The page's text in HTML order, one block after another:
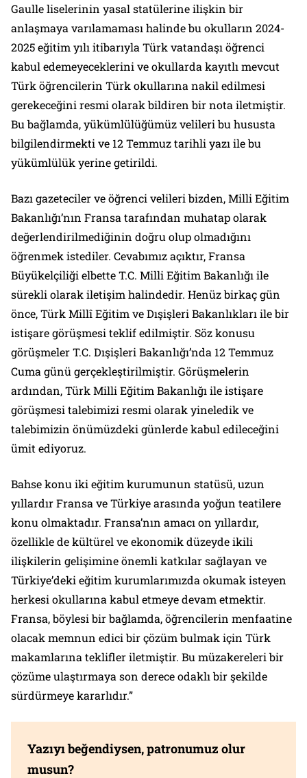
Gaulle liselerinin yasal statülerine ilişkin bir
anlaşmaya varılamaması halinde bu okulların 2024-
2025 eğitim yılı itibarıyla Türk vatandaşı öğrenci
kabul edemeyeceklerini ve okullarda kayıtlı mevcut
Türk öğrencilerin Türk okullarına nakil edilmesi
gerekeceğini resmi olarak bildiren bir nota iletmiştir.
Bu bağlamda, yükümlülüğümüz velileri bu hususta
bilgilendirmekti ve 12 Temmuz tarihli yazı ile bu
yükümlülük yerine getirildi.
Bazı gazeteciler ve öğrenci velileri bizden, Milli Eğitim
Bakanlığı’nın Fransa tarafından muhatap olarak
değerlendirilmediğinin doğru olup olmadığını
öğrenmek istediler. Cevabımız açıktır, Fransa
Büyükelçiliği elbette T.C. Milli Eğitim Bakanlığı ile
sürekli olarak iletişim halindedir. Henüz birkaç gün
önce, Türk Millî Eğitim ve Dışişleri Bakanlıkları ile bir
istişare görüşmesi teklif edilmiştir. Söz konusu
görüşmeler T.C. Dışişleri Bakanlığı’nda 12 Temmuz
Cuma günü gerçekleştirilmiştir. Görüşmelerin
ardından, Türk Milli Eğitim Bakanlığı ile istişare
görüşmesi talebimizi resmi olarak yineledik ve
talebimizin önümüzdeki günlerde kabul edileceğini
ümit ediyoruz.
Bahse konu iki eğitim kurumunun statüsü, uzun
yıllardır Fransa ve Türkiye arasında yoğun teatilere
konu olmaktadır. Fransa’nın amacı on yıllardır,
özellikle de kültürel ve ekonomik düzeyde ikili
ilişkilerin gelişimine önemli katkılar sağlayan ve
Türkiye’deki eğitim kurumlarımızda okumak isteyen
herkesi okullarına kabul etmeye devam etmektir.
Fransa, böylesi bir bağlamda, öğrencilerin menfaatine
olacak memnun edici bir çözüm bulmak için Türk
makamlarına teklifler iletmiştir. Bu müzakereleri bir
çözüme ulaştırmaya son derece odaklı bir şekilde
sürdürmeye kararlıdır.”
Yazıyı beğendiysen, patronumuz olur
musun?